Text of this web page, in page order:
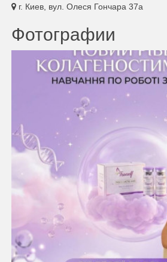
г. Киев, вул. Олеся Гончара 37а
Фотографии